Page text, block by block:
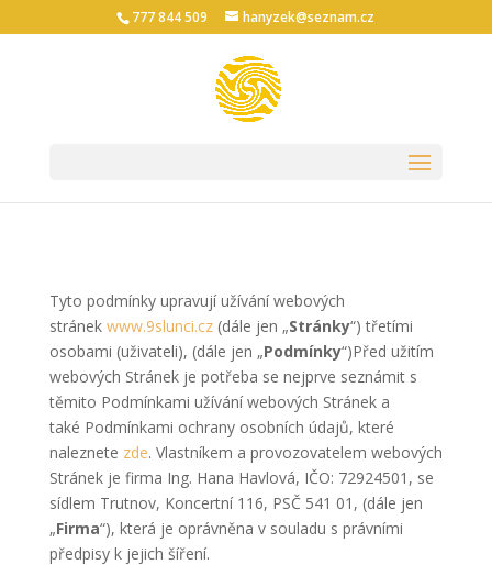
777 844 509 hanyzek@seznam.cz
Tyto podmínky upravují užívání webových
stránek www.9slunci.cz(dále jen „Stránky“) třetími
osobami (uživateli), (dále jen „Podmínky“)Před užitím
webových Stránek je potřeba se nejprve seznámit s
těmito Podmínkami užívání webových Stránek a
také Podmínkami ochrany osobních údajů, které
naleznete zde. Vlastníkem a provozovatelem webových
Stránek je firma Ing. Hana Havlová, IČO: 72924501, se
sídlem Trutnov, Koncertní 116, PSČ 541 01, (dále jen
„Firma“), která je oprávněna v souladu s právními
předpisy k jejich šíření.